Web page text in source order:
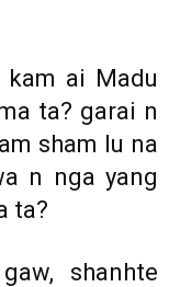
ai Madu
ta? garai n
sham lu na
n nga yang
ta?
shanhte